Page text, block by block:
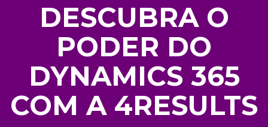
DESCUBRA O
PODER DO
DYNAMICS 365
COM A 4RESULTS